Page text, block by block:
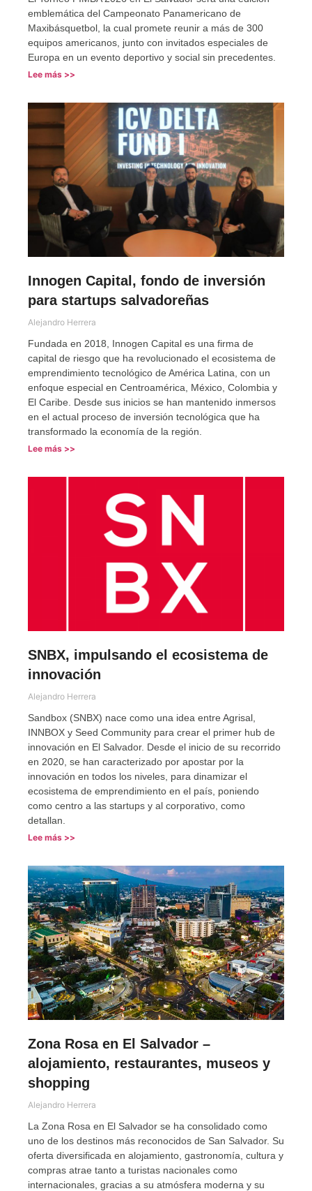
emblemática del Campeonato Panamericano de
Maxibásquetbol, la cual promete reunir a más de 300
equipos americanos, junto con invitados especiales de
Europa en un evento deportivo y social sin precedentes.
Lee más >>
Innogen Capital, fondo de inversión
para startups salvadoreñas
Alejandro Herrera
Fundada en 2018, Innogen Capital es una firma de
capital de riesgo que ha revolucionado el ecosistema de
emprendimiento tecnológico de América Latina, con un
enfoque especial en Centroamérica, México, Colombia y
El Caribe. Desde sus inicios se han mantenido inmersos
en el actual proceso de inversión tecnológica que ha
transformado la economía de la región.
Lee más >>
SNBX, impulsando el ecosistema de
innovación
Alejandro Herrera
Sandbox (SNBX) nace como una idea entre Agrisal,
INNBOX y Seed Community para crear el primer hub de
innovación en El Salvador. Desde el inicio de su recorrido
en 2020, se han caracterizado por apostar por la
innovación en todos los niveles, para dinamizar el
ecosistema de emprendimiento en el país, poniendo
como centro a las startups y al corporativo, como
detallan.
Lee más >>
Zona Rosa en El Salvador –
alojamiento, restaurantes, museos y
shopping
Alejandro Herrera
La Zona Rosa en El Salvador se ha consolidado como
uno de los destinos más reconocidos de San Salvador. Su
oferta diversificada en alojamiento, gastronomía, cultura y
compras atrae tanto a turistas nacionales como
internacionales, gracias a su atmósfera moderna y su